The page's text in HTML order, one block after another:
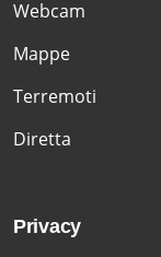
Webcam
Mappe
Terremoti
Diretta
Privacy